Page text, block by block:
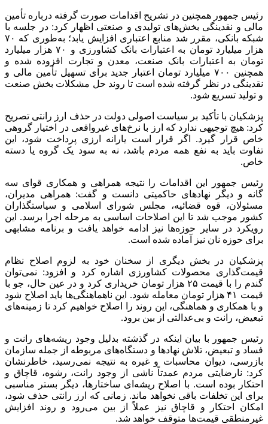
رئیس جمهور همچنین در تشریح اقدامات صورت گرفته درباره تأمین
مالی و نقدینگی بخش‌های تولیدی و صنعتی اظهار کرد: در جلسه با
شبکه بانکی، مقرر شد منابع اعتباری افزایش یابد؛ به‌طوری که ۷۰
هزار میلیارد تومان به اعتبارات بانک کشاورزی و ۷۰ هزار میلیارد
تومان به اعتبارات بانک صنعت، معدن و تجارت افزوده شده و
همچنین ۷۰۰ میلیارد تومان اعتبار جدید برای تسهیل تأمین مالی و
نقدینگی در نظر گرفته شده است تا روند حل مشکلات بخش صنعت
و تولید تسریع شود.
پزشکیان با تأکید بر سیاست اصولی دولت در حذف ارز رانتی تصریح
کرد: هیچ توجیهی ندارد که ارز با نرخ‌های غیرواقعی در اختیار گروهی
خاص قرار گیرد. اگر قرار است یارانه ارزی پرداخت شود، این
تفاوت باید به نفع همه مردم باشد، نه به سود یک گروه یا دسته
خاص.
رئیس جمهور این اقدامات را نتیجه همراهی و همکاری قوای سه
گانه و دیگر نهادهای حاکمیتی دانست و گفت: همراهی مدیران،
مسئولان، قوه قضائیه، مجلس شورای اسلامی و سیاستگذاران
کشور موجب شد تا این اصلاحات اساسی به مرحله اجرا برسد. این
رویکرد در سایر حوزه‌ها نیز ادامه خواهد یافت و برنامه مشابهی
برای حوزه نان نیز آماده شده است.
پزشکیان در بخش دیگری از سخنان خود به لزوم اصلاح نظام
قیمت‌گذاری محصولات کشاورزی اشاره کرد و افزود: نمی‌توان
گندم را با قیمت ۲۵ هزار تومان خریداری کرد و در عین حال، جو با
قیمت ۴۱ هزار تومان معامله شود. این ناهماهنگی‌ها باید اصلاح شود
و با همکاری و هماهنگی، این روند را اصلاح خواهیم کرد تا زمینه‌های
تبعیض، رانت و بی‌عدالتی از بین برود.
رئیس جمهور با بیان اینکه در گذشته بدلیل وجود ریشه‌های رانت و
فساد و تبعیض، تلاش نهادها و دستگاه‌های مربوطه از جمله سازمان
بازرسی، دیوان محاسبات و غیره به نتیجه نمی‌رسید، خاطرنشان
کرد: نارضایتی مردم عمدتاً ناشی از وجود رانت، رشوه، قاچاق و
احتکار بوده است. با اصلاح ریشه‌ای ساختارها، دیگر بستر مناسبی
برای این تخلفات باقی نخواهد ماند. زمانی که ارز رانتی حذف شود،
امکان احتکار و قاچاق نیز عملاً از بین می‌رود و روند افزایش
غیرمنطقی قیمت‌ها متوقف خواهد شد.